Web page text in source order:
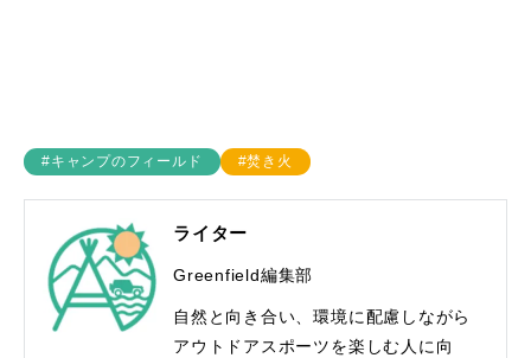
#キャンプのフィールド #焚き火
ライター
Greenfield編集部
自然と向き合い、環境に配慮しながら
アウトドアスポーツを楽しむ人に向